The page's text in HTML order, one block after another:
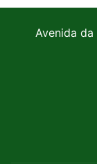
Avenida da